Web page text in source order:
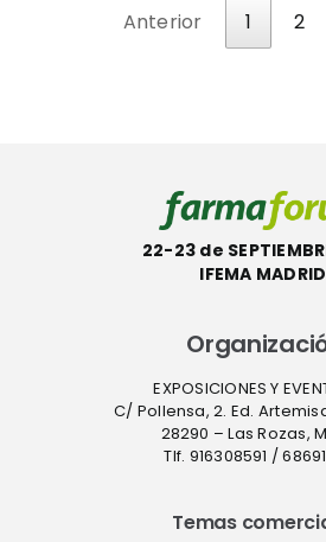
Anterior 1 2
22-23 de
IFEMA
EXPOSICIONES Y
C/ Pollensa, 2. Ed.
28290 – Las Rozas,
Tlf. 916308591 /
Temas